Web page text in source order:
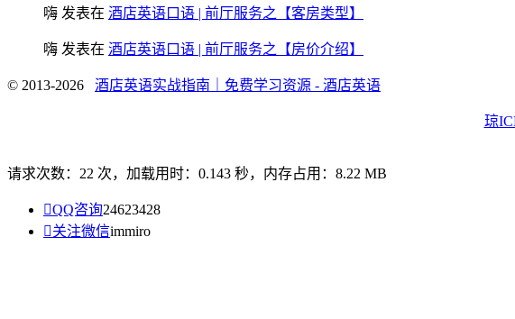
嗨 发表在 酒店英语口语 | 前厅服务之【客房类型】
嗨 发表在 酒店英语口语 | 前厅服务之【房价介绍】
© 2013-2026 酒店英语实战指南｜免费学习资源 - 酒店英语
琼
请求次数：22 次，加载用时：0.143 秒，内存占用：8.22 MB
QQ咨询24623428
关注微信immiro